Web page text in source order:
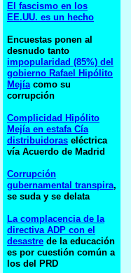
El fascismo en los
EE.UU. es un hecho
Encuestas ponen al
desnudo tanto
impopularidad (85%) del
gobierno Rafael Hipólito
Mejíacomo su
corrupción
Complicidad Hipólito
Mejía en estafa Cía
distribuidoras eléctrica
vía Acuerdo de Madrid
Corrupción
gubernamental transpira,
se suda y se delata
La complacencia de la
directiva ADP con el
desastre de la educación
es por cuestión común a
los del PRD